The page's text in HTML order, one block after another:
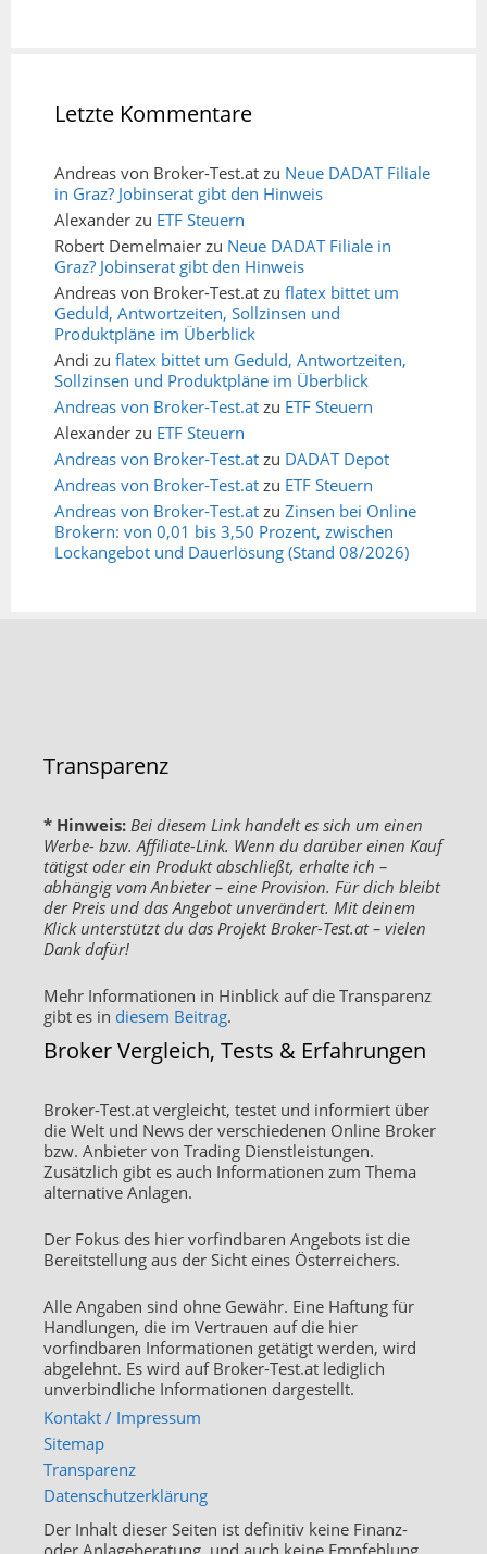
Letzte Kommentare
Andreas von Broker-Test.at zu Neue DADAT Filiale
in Graz? Jobinserat gibt den Hinweis
Alexander zu ETF Steuern
Robert Demelmaier zu Neue DADAT Filiale in
Graz? Jobinserat gibt den Hinweis
Andreas von Broker-Test.at zu flatex bittet um
Geduld, Antwortzeiten, Sollzinsen und
Produktpläne im Überblick
Andi zu flatex bittet um Geduld, Antwortzeiten,
Sollzinsen und Produktpläne im Überblick
Andreas von Broker-Test.at zu ETF Steuern
Alexander zu ETF Steuern
Andreas von Broker-Test.at zu DADAT Depot
Andreas von Broker-Test.at zu ETF Steuern
Andreas von Broker-Test.at zu Zinsen bei Online
Brokern: von 0,01 bis 3,50 Prozent, zwischen
Lockangebot und Dauerlösung (Stand 08/2026)
Transparenz
* Hinweis: Bei diesem Link handelt es sich um einen
Werbe- bzw. Affiliate-Link. Wenn du darüber einen Kauf
tätigst oder ein Produkt abschließt, erhalte ich –
abhängig vom Anbieter – eine Provision. Für dich bleibt
der Preis und das Angebot unverändert. Mit deinem
Klick unterstützt du das Projekt Broker-Test.at – vielen
Dank dafür!
Mehr Informationen in Hinblick auf die Transparenz
gibt es in diesem Beitrag.
Broker Vergleich, Tests & Erfahrungen
Broker-Test.at vergleicht, testet und informiert über
die Welt und News der verschiedenen Online Broker
bzw. Anbieter von Trading Dienstleistungen.
Zusätzlich gibt es auch Informationen zum Thema
alternative Anlagen.
Der Fokus des hier vorfindbaren Angebots ist die
Bereitstellung aus der Sicht eines Österreichers.
Alle Angaben sind ohne Gewähr. Eine Haftung für
Handlungen, die im Vertrauen auf die hier
vorfindbaren Informationen getätigt werden, wird
abgelehnt. Es wird auf Broker-Test.at lediglich
unverbindliche Informationen dargestellt.
Kontakt / Impressum
Sitemap
Transparenz
Datenschutzerklärung
Der Inhalt dieser Seiten ist definitiv keine Finanz-